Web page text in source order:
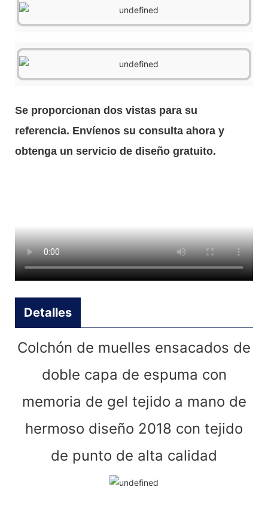
Se proporcionan dos vistas para su
referencia. Envíenos su consulta ahora y
obtenga un servicio de diseño gratuito.
Detalles
Colchón de muelles ensacados de
doble capa de espuma con
memoria de gel tejido a mano de
hermoso diseño 2018 con tejido
de punto de alta calidad